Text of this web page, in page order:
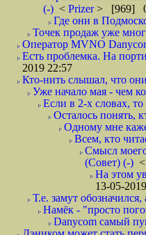
(-) < Prizer> [969]
Где они в
Точек продаж уже
Оператор MVNO
Есть проблемка. На
2019 22:57
Кто-нить слышал, что
Уже начало мая - чем
Если в 2-х словах,
Осталось понять,
Одному мне
Всем, кто
Смысл
(Совет) (-) <
На этом
13-05-
Т.е. замут
Намёк - "просто
Danycom самый